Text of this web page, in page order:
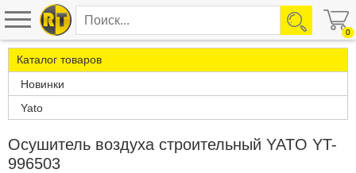
0
Каталог товаров
Новинки
Yato
Осушитель воздуха строительный YATO YT-
996503